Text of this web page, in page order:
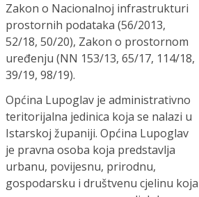
Zakon o Nacionalnoj infrastrukturi
prostornih podataka (56/2013,
52/18, 50/20), Zakon o prostornom
uređenju (NN 153/13, 65/17, 114/18,
39/19, 98/19).
Općina Lupoglav je administrativno
teritorijalna jedinica koja se nalazi u
Istarskoj županiji. Općina Lupoglav
je pravna osoba koja predstavlja
urbanu, povijesnu, prirodnu,
gospodarsku i društvenu cjelinu koja